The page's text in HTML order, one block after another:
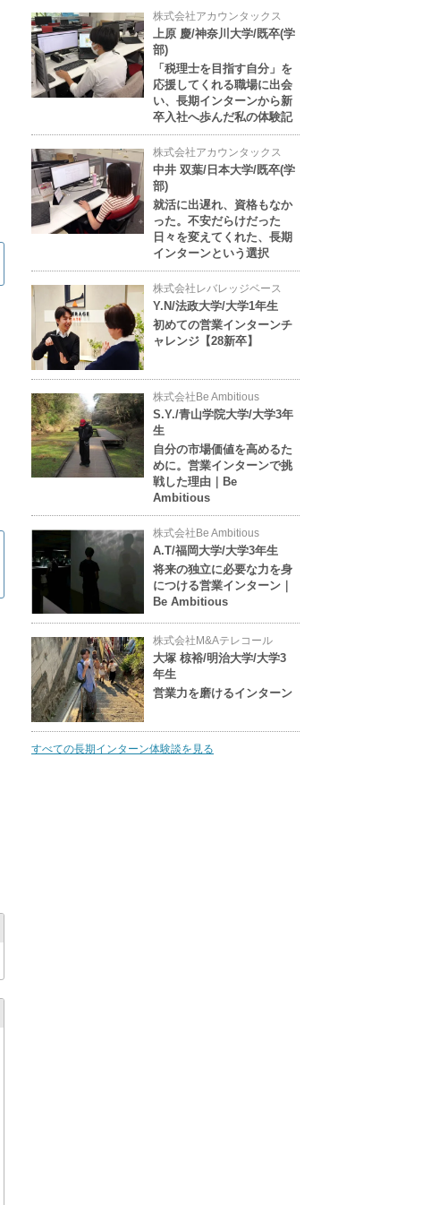
株式会社アカウンタックス
上原 慶/神奈川大学/既卒(学
部)
「税理士を目指す自分」を
応援してくれる職場に出会
い、長期インターンから新
卒入社へ歩んだ私の体験記
株式会社アカウンタックス
中井 双葉/日本大学/既卒(学
部)
就活に出遅れ、資格もなか
った。不安だらけだった
日々を変えてくれた、長期
インターンという選択
株式会社レバレッジベース
Y.N/法政大学/大学1年生
初めての営業インターンチ
ャレンジ【28新卒】
株式会社Be Ambitious
S.Y./青山学院大学/大学3年
生
自分の市場価値を高めるた
めに。営業インターンで挑
戦した理由｜Be
Ambitious
株式会社Be Ambitious
A.T/福岡大学/大学3年生
将来の独立に必要な力を身
につける営業インターン｜
Be Ambitious
株式会社M&Aテレコール
大塚 椋裕/明治大学/大学3
年生
営業力を磨けるインターン
すべての長期インターン体験談を見る